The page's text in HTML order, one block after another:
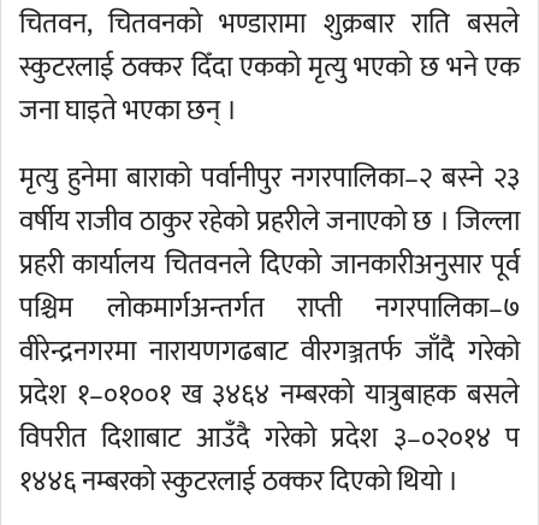
चितवन, चितवनको भण्डारामा शुक्रबार राति बसले
स्कुटरलाई ठक्कर दिँदा एकको मृत्यु भएको छ भने एक
जना घाइते भएका छन् ।
मृत्यु हुनेमा बाराको पर्वानीपुर नगरपालिका–२ बस्ने २३
वर्षीय राजीव ठाकुर रहेको प्रहरीले जनाएको छ । जिल्ला
प्रहरी कार्यालय चितवनले दिएको जानकारीअनुसार पूर्व
पश्चिम लोकमार्गअन्तर्गत राप्ती नगरपालिका–७
वीरेन्द्रनगरमा नारायणगढबाट वीरगञ्जतर्फ जाँदै गरेको
प्रदेश १–०१००१ ख ३४६४ नम्बरको यात्रुबाहक बसले
विपरीत दिशाबाट आउँदै गरेको प्रदेश ३–०२०१४ प
१४४६ नम्बरको स्कुटरलाई ठक्कर दिएको थियो ।